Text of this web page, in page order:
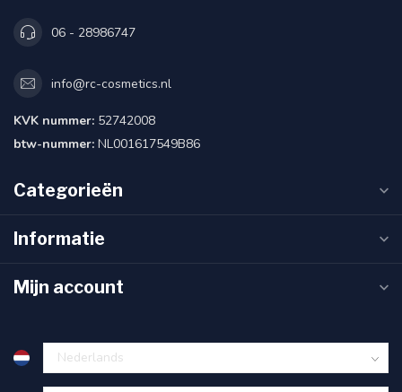
06 - 28986747
info@rc-cosmetics.nl
KVK nummer: 52742008
btw-nummer: NL001617549B86
Categorieën
Informatie
Mijn account